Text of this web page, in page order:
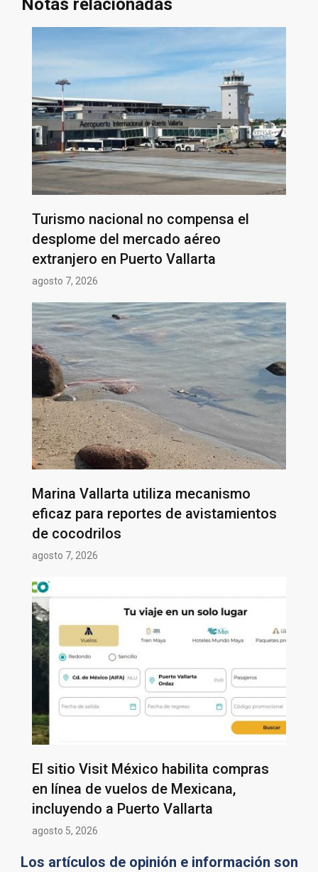
Notas relacionadas
Turismo nacional no compensa el
desplome del mercado aéreo
extranjero en Puerto Vallarta
agosto 7, 2026
Marina Vallarta utiliza mecanismo
eficaz para reportes de avistamientos
de cocodrilos
agosto 7, 2026
El sitio Visit México habilita compras
en línea de vuelos de Mexicana,
incluyendo a Puerto Vallarta
agosto 5, 2026
Los artículos de opinión e información son